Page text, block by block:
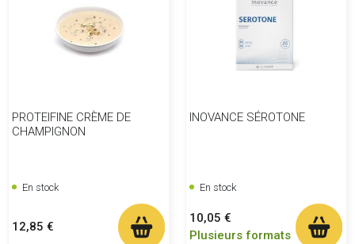
PROTEIFINE CRÈME DE
CHAMPIGNON
En stock
Prix
12,85 €
INOVANCE SÉROTONE
En stock
Prix
10,05 €
Plusieurs formats